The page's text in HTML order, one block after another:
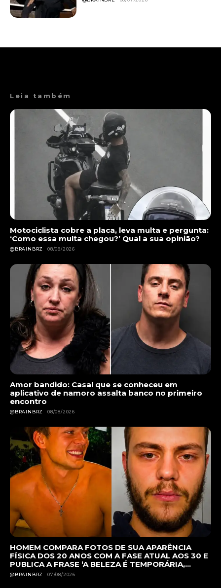
Leia também
Motociclista cobre a placa, leva multa e pergunta:
‘Como essa multa chegou?’ Qual a sua opinião?
@BRAINBRZ 08/08/2026
Amor bandido: Casal que se conheceu em
aplicativo de namoro assalta banco no primeiro
encontro
@BRAINBRZ 08/08/2026
HOMEM COMPARA FOTOS DE SUA APARÊNCIA
FÍSICA DOS 20 ANOS COM A FASE ATUAL AOS 30 E
PUBLICA A FRASE ‘A BELEZA É TEMPORÁRIA,...
@BRAINBRZ 07/08/2026